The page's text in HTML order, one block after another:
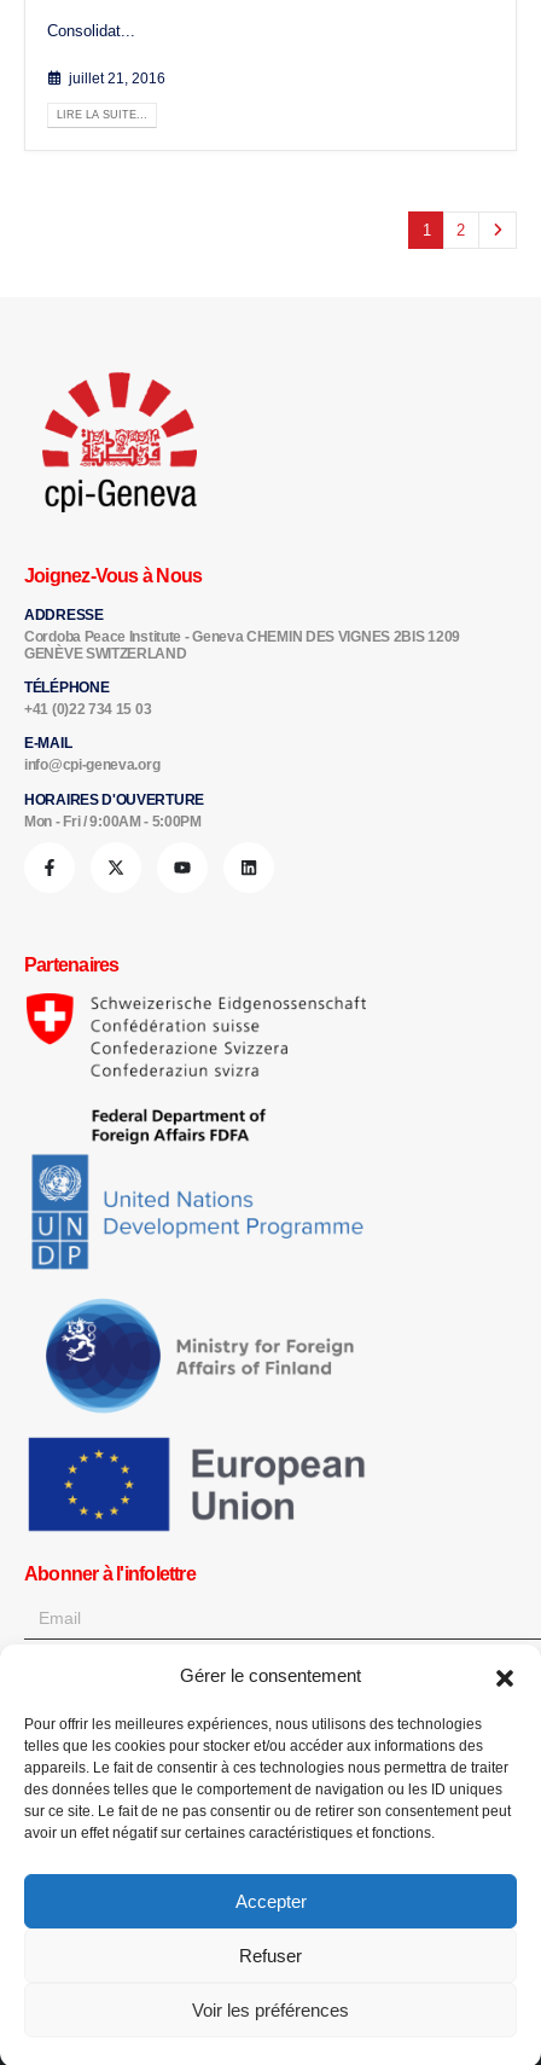
Gérer le consentement
Pour offrir les meilleures expériences, nous utilisons des technologies
telles que les cookies pour stocker et/ou accéder aux informations des
appareils. Le fait de consentir à ces technologies nous permettra de traiter
des données telles que le comportement de navigation ou les ID uniques
sur ce site. Le fait de ne pas consentir ou de retirer son consentement peut
avoir un effet négatif sur certaines caractéristiques et fonctions.
Accepter
Refuser
Voir les préférences
Consolidat...
juillet 21, 2016
LIRE LA SUITE...
1 2
Joignez-Vous à Nous
ADDRESSE
Cordoba Peace Institute - Geneva CHEMIN DES VIGNES 2BIS 1209
GENÈVE SWITZERLAND
TÉLÉPHONE
+41 (0)22 734 15 03
E-MAIL
info@cpi-geneva.org
HORAIRES D'OUVERTURE
Mon - Fri / 9:00AM - 5:00PM
Partenaires
Abonner à l'infolettre
Obtenez toutes les dernières informations sur les actualités, les
événements et les mises à jour. Inscrivez-vous à l'infolettre.
Faites un don